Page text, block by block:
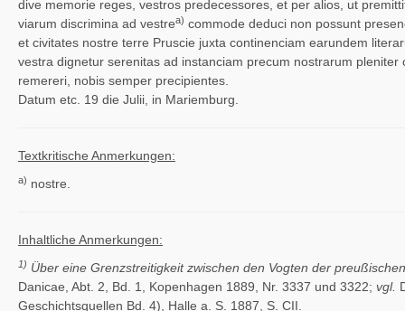
dive memorie reges, vestros predecessores, et per alios, ut
viarum discrimina ad vestrea) commode deduci non possunt
et civitates nostre terre Pruscie juxta continenciam earundem
vestra dignetur serenitas ad instanciam precum nostrarum
remereri, nobis semper precipientes.
Datum etc. 19 die Julii, in Mariemburg.
Textkritische Anmerkungen:
a) nostre.
Inhaltliche Anmerkungen:
1) Über eine Grenzstreitigkeit zwischen den Vogten der
Danicae, Abt. 2, Bd. 1, Kopenhagen 1889, Nr. 3337 und 3322; vgl.
Geschichtsquellen Bd. 4), Halle a. S. 1887, S. CII.